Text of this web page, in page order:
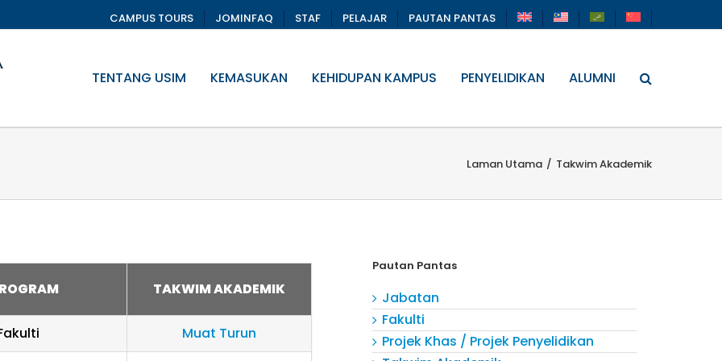
CAMPUS TOURS JOMINFAQ STAF PELAJAR PAUTAN PANTAS
TENTANG USIM KEMASUKAN KEHIDUPAN KAMPUS PENYELIDIKAN ALUMNI
Laman Utama / Takwim Akademik
TAKWIM AKADEMIK
Muat Turun
Pautan Pantas
Jabatan
Fakulti
Projek Khas / Projek Penyelidikan